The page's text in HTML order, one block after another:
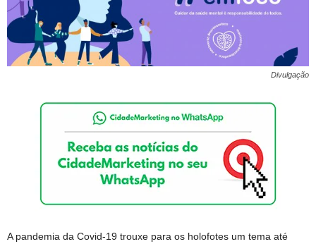
Divulgação
A pandemia da Covid-19 trouxe para os holofotes um tema até